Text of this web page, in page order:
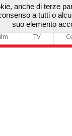
TV
anche di terze
a tutti o
suo elemento